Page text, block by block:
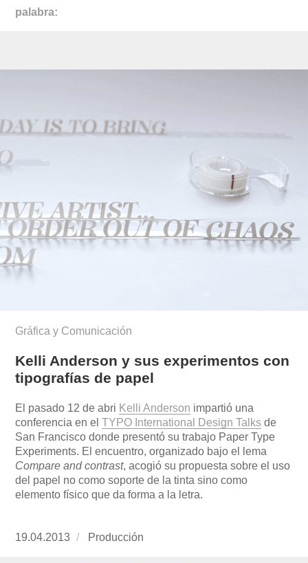
palabra
Gráfica y Comunicación
Kelli Anderson y sus experimentos con
tipografías de papel
El pasado 12 de abri Kelli Anderson impartió una
conferencia en elTYPO International Design Talks de
San Francisco donde presentó su trabajo Paper Type
Experiments. El encuentro, organizado bajo el lema
Compare and contrast, acogió su propuesta sobre el uso
del papel no como soporte de la tinta sino como
elemento físico que da forma a la letra.
Publicado
19.04.2013 https://www.experimenta.es/author/
Producción